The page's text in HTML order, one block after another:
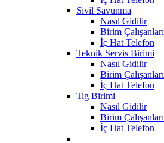
Sivil Savunma
Nasıl Gidilir
Birim Çalışanları
İç Hat Telefon
Teknik Servis Birimi
Nasıl Gidilir
Birim Çalışanları
İç Hat Telefon
Tig Birimi
Nasıl Gidilir
Birim Çalışanları
İç Hat Telefon